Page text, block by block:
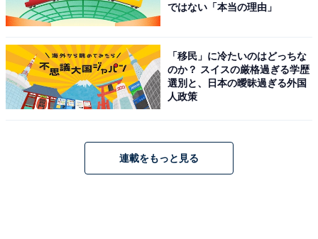
ではない「本当の理由」
「移民」に冷たいのはどっちな
のか？ スイスの厳格過ぎる学歴
選別と、日本の曖昧過ぎる外国
人政策
連載をもっと見る